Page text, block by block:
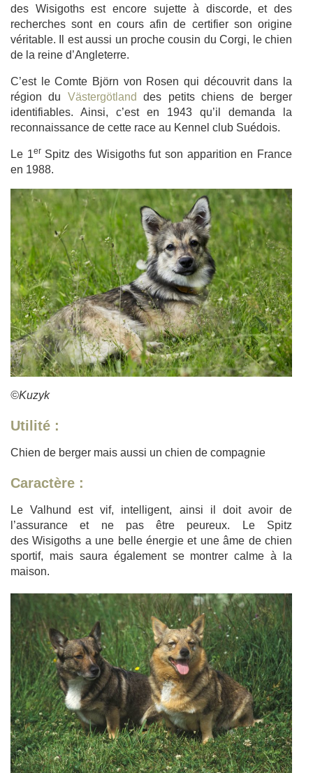
des Wisigoths est encore sujette à discorde, et des
recherches sont en cours afin de certifier son origine
véritable. Il est aussi un proche cousin du Corgi, le chien
de la reine d’Angleterre.
C’est le Comte Björn von Rosen qui découvrit dans la
région du Västergötland
des petits chiens de berger
identifiables. Ainsi, c’est en 1943 qu’il demanda la
reconnaissance de cette race au Kennel club Suédois.
Le 1er Spitz des Wisigoths fut son apparition en France
en 1988.
©Kuzyk
Utilité :
Chien de berger mais aussi un chien de compagnie
Caractère :
Le Valhund est vif, intelligent, ainsi il doit avoir de
l’assurance et ne pas être peureux. Le Spitz
des Wisigoths a une belle énergie et une âme de chien
sportif, mais saura également se montrer calme à la
maison.